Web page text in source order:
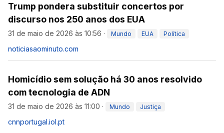
Trump pondera substituir concertos por
discurso nos 250 anos dos EUA
31 de maio de 2026 às 10:56 · Mundo EUA Política
noticiasaominuto.com
Homicídio sem solução há 30 anos resolvido
com tecnologia de ADN
31 de maio de 2026 às 11:00 · Mundo Justiça
cnnportugal.iol.pt